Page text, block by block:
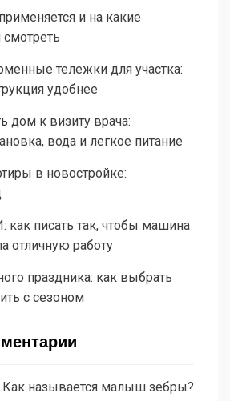
и на какие
смотреть
тележки для участка:
удобнее
дом к визиту врача:
вода и легкое питание
в новостройке:
писать так, чтобы машина
отличную работу
праздника: как выбрать
с сезоном
Как называется малыш зебры?